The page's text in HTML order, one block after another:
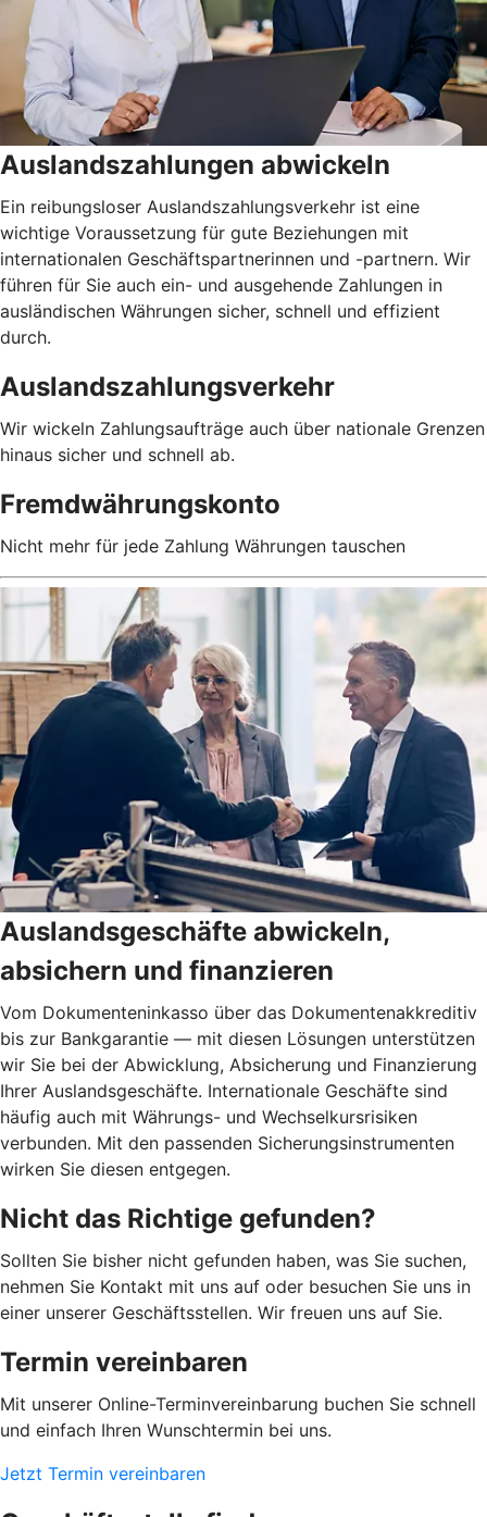
Auslandszahlungen abwickeln
Ein reibungsloser Auslandszahlungsverkehr ist eine
wichtige Voraussetzung für gute Beziehungen mit
internationalen Geschäftspartnerinnen und -partnern. Wir
führen für Sie auch ein- und ausgehende Zahlungen in
ausländischen Währungen sicher, schnell und effizient
durch.
Auslandszahlungsverkehr
Wir wickeln Zahlungsaufträge auch über nationale Grenzen
hinaus sicher und schnell ab.
Fremdwährungskonto
Nicht mehr für jede Zahlung Währungen tauschen
Auslandsgeschäfte abwickeln,
absichern und finanzieren
Vom Dokumenteninkasso über das Dokumentenakkreditiv
bis zur Bankgarantie — mit diesen Lösungen unterstützen
wir Sie bei der Abwicklung, Absicherung und Finanzierung
Ihrer Auslandsgeschäfte. Internationale Geschäfte sind
häufig auch mit Währungs- und Wechselkursrisiken
verbunden. Mit den passenden Sicherungsinstrumenten
wirken Sie diesen entgegen.
Nicht das Richtige gefunden?
Sollten Sie bisher nicht gefunden haben, was Sie suchen,
nehmen Sie Kontakt mit uns auf oder besuchen Sie uns in
einer unserer Geschäftsstellen. Wir freuen uns auf Sie.
Termin vereinbaren
Mit unserer Online-Terminvereinbarung buchen Sie schnell
und einfach Ihren Wunschtermin bei uns.
Jetzt Termin vereinbaren